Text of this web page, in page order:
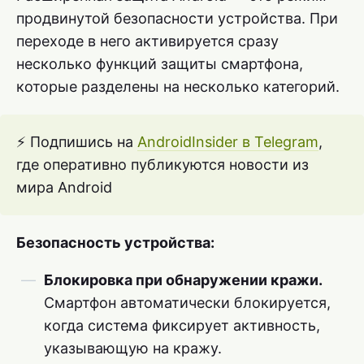
продвинутой безопасности устройства. При
переходе в него активируется сразу
несколько функций защиты смартфона,
которые разделены на несколько категорий.
⚡ Подпишись на AndroidInsider в Telegram,
где оперативно публикуются новости из
мира Android
Безопасность устройства:
Блокировка при обнаружении кражи.
Смартфон автоматически блокируется,
когда система фиксирует активность,
указывающую на кражу.